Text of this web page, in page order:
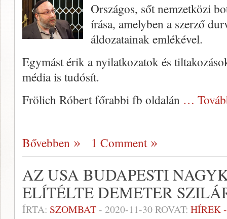
Országos, sőt nemzetközi
írása, amelyben a szerző
áldozatainak emlékével.
Egymást érik a nyilatkozatok és
média is tudósít.
Frölich Róbert főrabbi fb oldalán …
Bővebben 1 Comment
AZ USA BUDAPESTI
ELÍTÉLTE DEMETER
ÍRTA: SZOMBAT- 2020-11-30ROVAT: HÍREK